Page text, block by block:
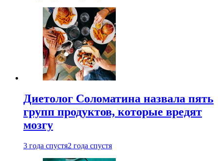
Диетолог Соломатина назвала пять
групп продуктов, которые вредят
мозгу
3 года спустя2 года спустя